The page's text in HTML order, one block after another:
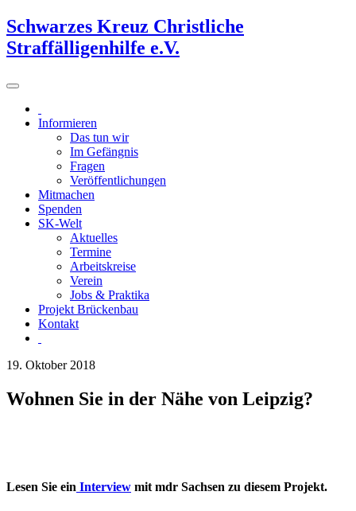
Schwarzes Kreuz Christliche
Straffälligenhilfe e.V.
Informieren
Das tun wir
Im Gefängnis
Fragen
Veröffentlichungen
Mitmachen
Spenden
SK-Welt
Aktuelles
Termine
Arbeitskreise
Verein
Jobs & Praktika
Projekt Brückenbau
Kontakt
19. Oktober 2018
Wohnen Sie in der Nähe von Leipzig?
Lesen Sie ein Interview mit mdr Sachsen zu diesem Projekt.